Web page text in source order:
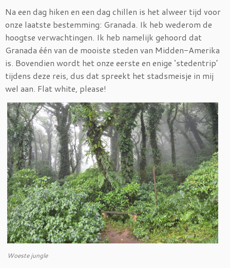
Na een dag hiken en een dag chillen is het alweer tijd voor
onze laatste bestemming: Granada. Ik heb wederom de
hoogtse verwachtingen. Ik heb namelijk gehoord dat
Granada één van de mooiste steden van Midden-Amerika
is. Bovendien wordt het onze eerste en enige ‘stedentrip’
tijdens deze reis, dus dat spreekt het stadsmeisje in mij
wel aan. Flat white, please!
Woeste jungle